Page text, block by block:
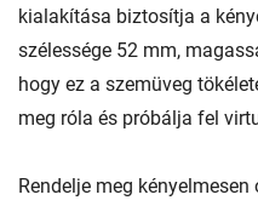
kialakítása biztosítja a
szélessége 52 mm,
hogy ez a szemüveg
meg róla és próbálja fel
Rendelje meg